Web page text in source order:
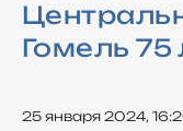
Гомель 75
25 января 2024,